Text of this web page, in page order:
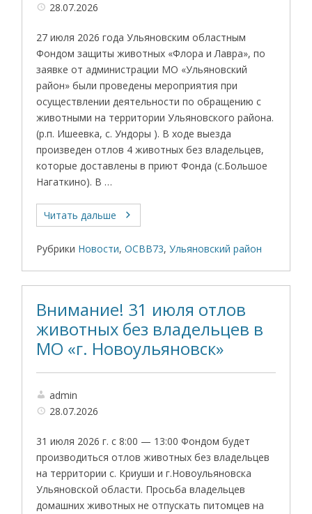
28.07.2026
27 июля 2026 года Ульяновским областным
Фондом защиты животных «Флора и Лавра», по
заявке от администрации МО «Ульяновский
район» были проведены мероприятия при
осуществлении деятельности по обращению с
животными на территории Ульяновского района.
(р.п. Ишеевка, с. Ундоры ). В ходе выезда
произведен отлов 4 животных без владельцев,
которые доставлены в приют Фонда (с.Большое
Нагаткино). В …
Читать дальше
Рубрики Новости,ОСВВ73,Ульяновский район
Внимание! 31 июля отлов
животных без владельцев в
МО «г. Новоульяновск»
admin
28.07.2026
31 июля 2026 г. с 8:00 — 13:00 Фондом будет
производиться отлов животных без владельцев
на территории с. Криуши и г.Новоульяновска
Ульяновской области. Просьба владельцев
домашних животных не отпускать питомцев на